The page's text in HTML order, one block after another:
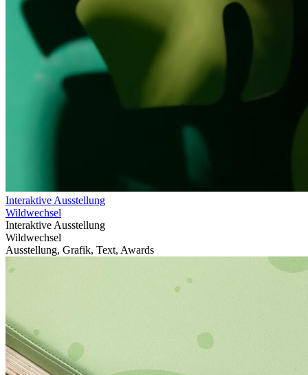
Interaktive Ausstellung
Wildwechsel
Interaktive Ausstellung
Wildwechsel
Ausstellung, Grafik, Text, Awards